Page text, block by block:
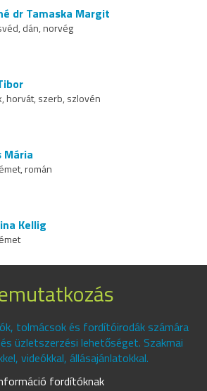
dr Tamaska Margit
dán, norvég
horvát, szerb, szlovén
Mária
román
Kellig
tolmácsok és fordítóirodák számára
üzletszerzési lehetőséget. Szakmai
videókkal, állásajánlatokkal.
fordítóknak